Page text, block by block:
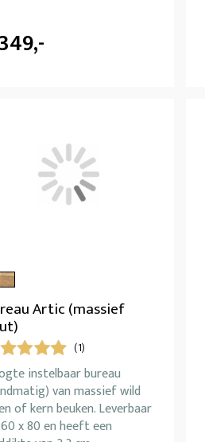
Artic (massief
(1)
instelbaar bureau
van massief wild
of kern beuken. Leverbaar
x 80 en heeft een